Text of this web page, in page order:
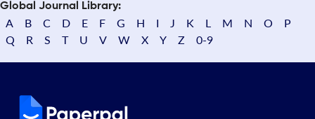
Global Journal Library:
A B C D E F G H I J K L M N O
P
Q
R S T U V W X Y Z 0-9